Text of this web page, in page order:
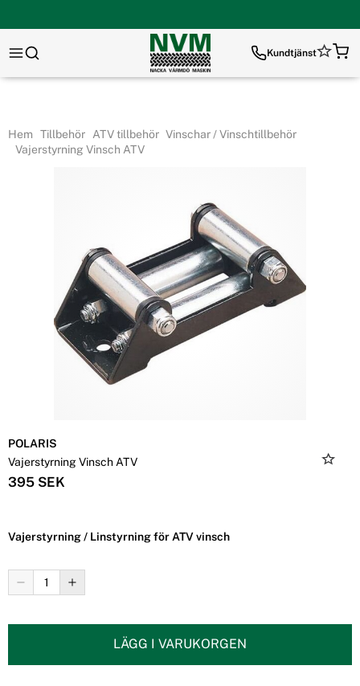
Kundtjänst
Hem Tillbehör ATV tillbehör Vinschar / Vinschtillbehör
Vajerstyrning Vinsch ATV
POLARIS
Vajerstyrning Vinsch ATV
395 SEK
Vajerstyrning / Linstyrning för ATV vinsch
LÄGG I VARUKORGEN